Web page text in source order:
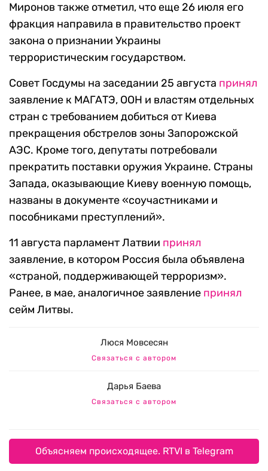
Миронов также отметил, что еще 26 июля его
фракция направила в правительство проект
закона о признании Украины
террористическим государством.
Совет Госдумы на заседании 25 августа принял
заявление к МАГАТЭ, ООН и властям отдельных
стран с требованием добиться от Киева
прекращения обстрелов зоны Запорожской
АЭС. Кроме того, депутаты потребовали
прекратить поставки оружия Украине. Страны
Запада, оказывающие Киеву военную помощь,
названы в документе «соучастниками и
пособниками преступлений».
11 августа парламент Латвии принял
заявление, в котором Россия была объявлена
«страной, поддерживающей терроризм».
Ранее, в мае, аналогичное заявление принял
сейм Литвы.
Люся Мовсесян
Связаться с автором
Дарья Баева
Связаться с автором
Объясняем происходящее. RTVI в Telegram